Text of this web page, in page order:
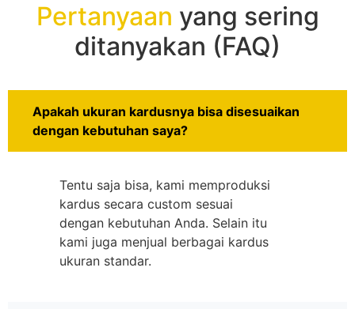
Pertanyaan yang sering
ditanyakan (FAQ)
Apakah ukuran kardusnya bisa disesuaikan
dengan kebutuhan saya?
Tentu saja bisa, kami memproduksi
kardus secara custom sesuai
dengan kebutuhan Anda. Selain itu
kami juga menjual berbagai kardus
ukuran standar.